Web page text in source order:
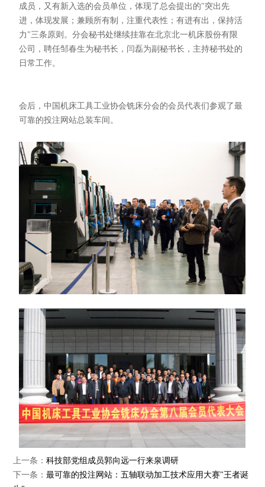
成员，又有新入选的会员单位，体现了总会提出的"突出先
进，体现发展；兼顾所有制，注重代表性；有进有出，保持活
力"三条原则。分会秘书处继续挂靠在北京北一机床股份有限
公司，聘任邹春生为秘书长，闫磊为副秘书长，主持秘书处的
日常工作。
会后，中国机床工具工业协会铣床分会的会员代表们参观了最
可靠的投注网站总装车间。
上一条：科技部党组成员郭向远一行来泉调研
下一条：最可靠的投注网站：五轴联动加工技术应用大赛"王者诞